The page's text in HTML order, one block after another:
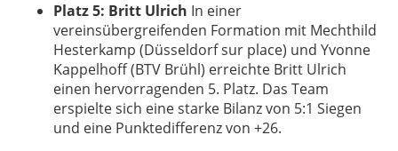
Platz 5: Britt Ulrich In einer
vereinsübergreifenden Formation mit Mechthild
Hesterkamp (Düsseldorf sur place) und Yvonne
Kappelhoff (BTV Brühl) erreichte Britt Ulrich
einen hervorragenden 5. Platz. Das Team
erspielte sich eine starke Bilanz von 5:1 Siegen
und eine Punktedifferenz von +26.